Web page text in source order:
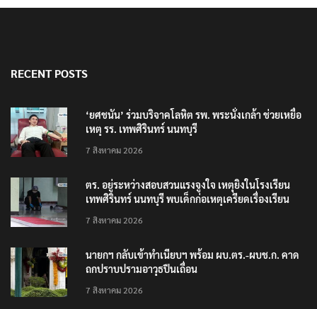
RECENT POSTS
‘ยศชนัน’ ร่วมบริจาคโลหิต รพ. พระนั่งเกล้า ช่วยเหยื่อ
เหตุ รร. เทพศิรินทร์ นนทบุรี
7 สิงหาคม 2026
ตร. อยู่ระหว่างสอบสวนแรงจูงใจ เหตุยิงในโรงเรียน
เทพศิรินทร์ นนทบุรี พบเด็กก่อเหตุเครียดเรื่องเรียน
7 สิงหาคม 2026
นายกฯ กลับเข้าทำเนียบฯ พร้อม ผบ.ตร.-ผบช.ก. คาด
ถกปราบปรามอาวุธปืนเถื่อน
7 สิงหาคม 2026